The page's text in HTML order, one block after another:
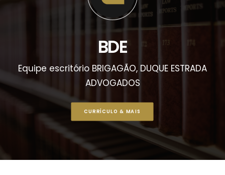
CONTATO
BDE
Equipe escritório BRIGAGÃO, DUQUE ESTRADA
ADVOGADOS
CURRÍCULO & MAIS